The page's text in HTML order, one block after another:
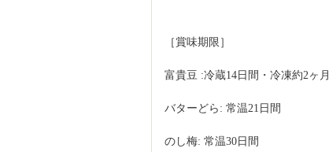
［賞味期限］
富貴豆 :冷蔵14日間・冷凍約2ヶ月
バターどら: 常温21日間
のし梅: 常温30日間